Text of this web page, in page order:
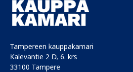
Tampereen kauppakamari
Kalevantie 2 D, 6. krs
33100 Tampere